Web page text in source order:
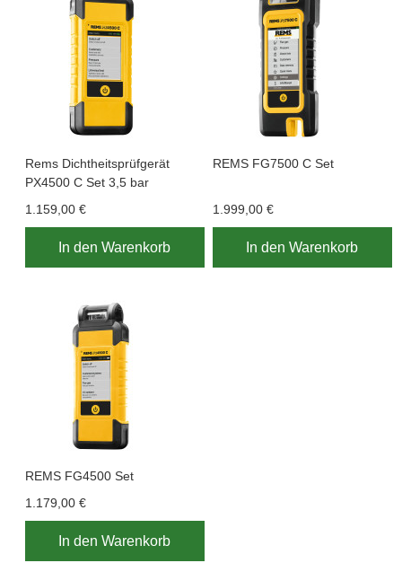
Rems Dichtheitsprüfgerät
PX4500 C Set 3,5 bar
1.159,00 €
In den Warenkorb
REMS FG7500 C Set
1.999,00 €
In den Warenkorb
REMS FG4500 Set
1.179,00 €
In den Warenkorb